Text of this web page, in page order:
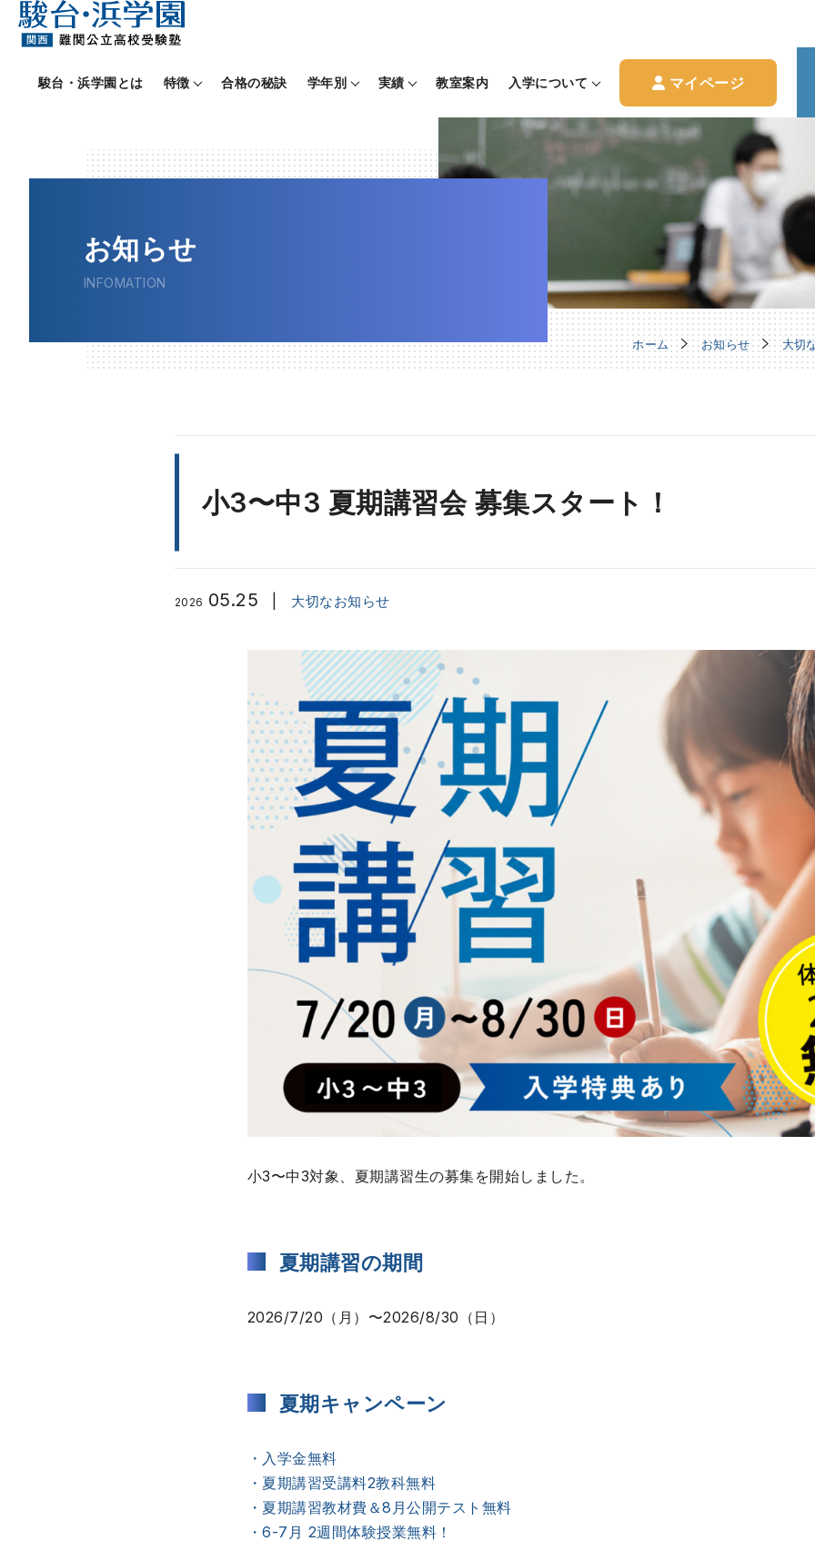
駿台・浜学園とは 特徴 合格の秘訣 学年別 実績 教室案内 入学について マイページ
お知らせ
INFOMATION
ホーム お知らせ 大切
小3〜中3 夏期講習会 募集スタート！
2026 05.25 大切なお知らせ
小3〜中3対象、夏期講習生の募集を開始しました。
夏期講習の期間
2026/7/20（月）〜2026/8/30（日）
夏期キャンペーン
・入学金無料
・夏期講習受講料2教科無料
・夏期講習教材費＆8月公開テスト無料
・6-7月 2週間体験授業無料！